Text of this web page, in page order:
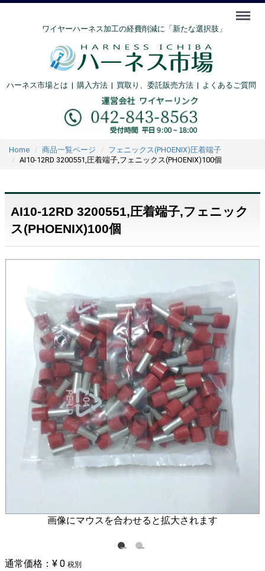
ワイヤーハーネス加工の経費削減に「新たな選択肢」
ハーネス市場とは | 購入方法| 買取り、委託販売方法 | よくあるご質問
Menu
Home 商品一覧ページ
フェニックス(PHOENIX)圧着端子
AI10-12RD 3200551,圧着端子,フェニックス(PHOENIX)100個
AI10-12RD 3200551,圧着端子,フェニック
ス(PHOENIX)100個
画像にマウスを合わせると拡大されます
通常価格： ¥ 0 税別